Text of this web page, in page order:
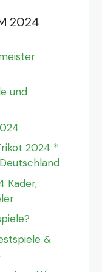
2024
und
2024 *
Kader,
&